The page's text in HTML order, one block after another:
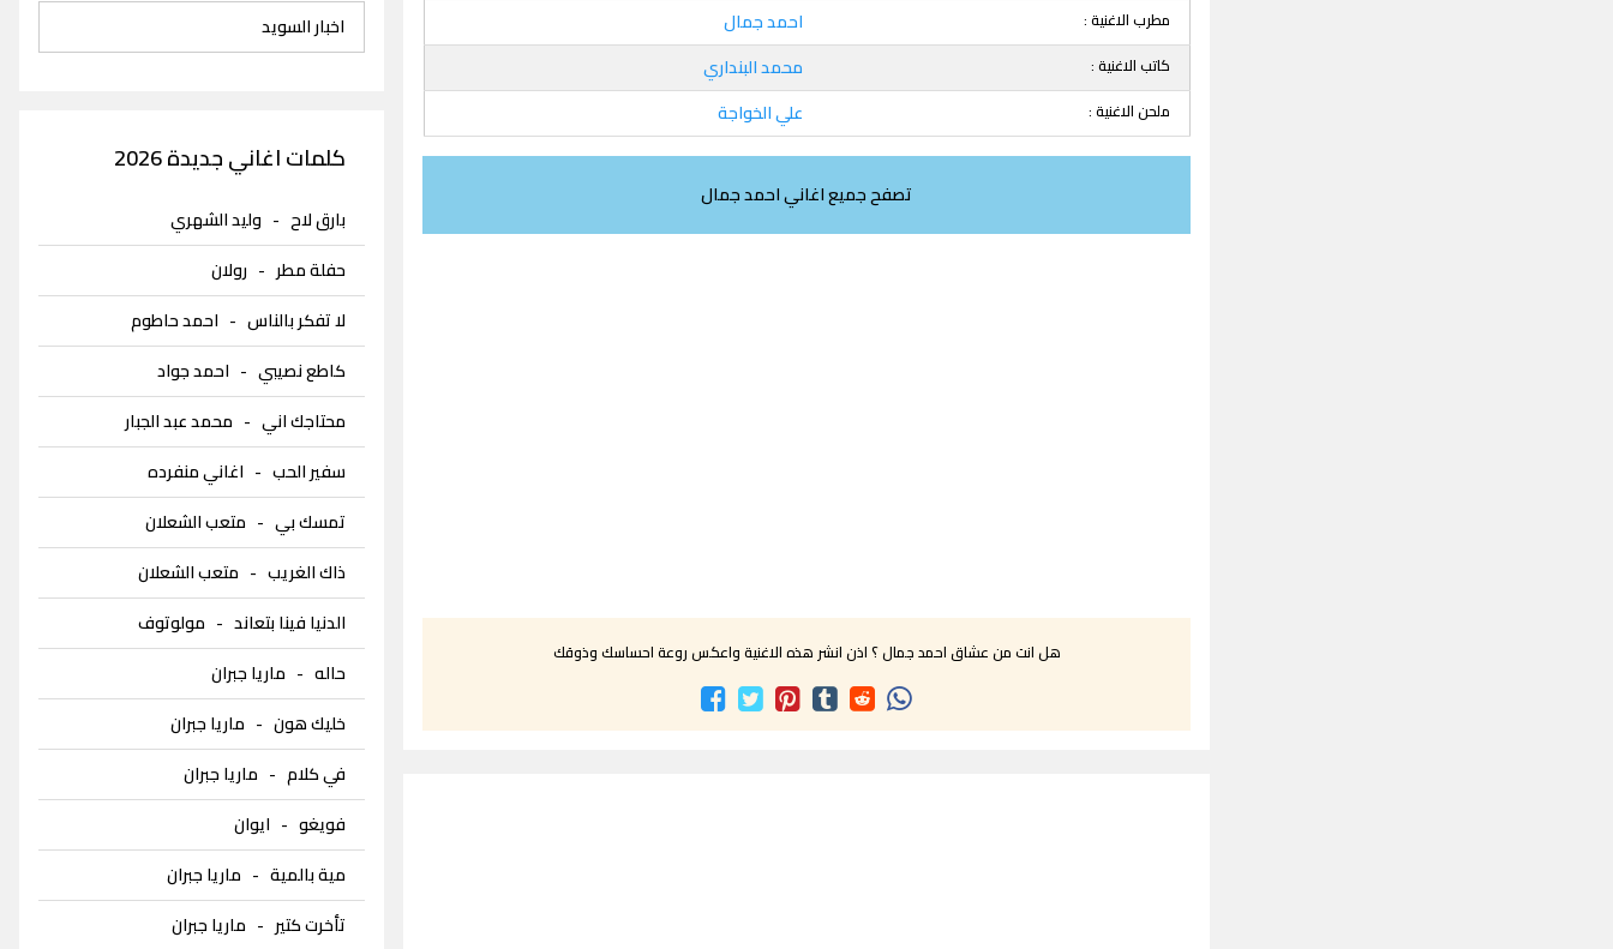
مطرب الاغنية :
احمد جمال
كاتب الاغنية : محمد البنداري
ملحن الاغنية : علي الخواجة
تصفح جميع اغاني احمد جمال
هل انت من عشاق احمد جمال ؟ اذن انشر هذه الاغنية واعكس روعة احساسك وذوقك
اخبار السويد
كلمات اغاني جديدة 2026
بارق لاح- وليد الشهري
حفلة مطر - رولان
لا تفكر بالناس- احمد حاطوم
كاطع نصيبي- احمد جواد
محتاجك اني- محمد عبد الجبار
سفير الحب- اغاني منفرده
تمسك بي- متعب الشعلان
ذاك الغريب- متعب الشعلان
الدنيا فينا بتعاند- مولوتوف
حاله- ماريا جبران
خليك هون- ماريا جبران
في كلام- ماريا جبران
فويغو- ايوان
مية بالمية- ماريا جبران
تأخرت كتير - ماريا جبران